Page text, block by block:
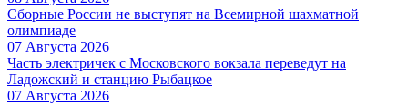
Сборные России не выступят на Всемирной шахматной
олимпиаде
07 Августа 2026
Часть электричек с Московского вокзала переведут на
Ладожский и станцию Рыбацкое
07 Августа 2026